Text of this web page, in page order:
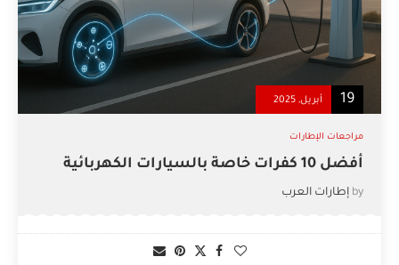
19 أبريل, 2025
مراجعات الإطارات
أفضل 10 كفرات خاصة بالسيارات الكهربائية
by إطارات العرب